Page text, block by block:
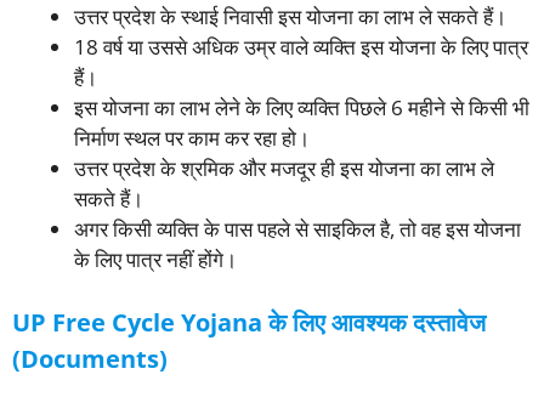
उत्तर प्रदेश के स्थाई निवासी इस योजना का लाभ ले सकते हैं।
18 वर्ष या उससे अधिक उम्र वाले व्यक्ति इस योजना के लिए पात्र
हैं।
इस योजना का लाभ लेने के लिए व्यक्ति पिछले 6 महीने से किसी भी
निर्माण स्थल पर काम कर रहा हो।
उत्तर प्रदेश के श्रमिक और मजदूर ही इस योजना का लाभ ले
सकते हैं।
अगर किसी व्यक्ति के पास पहले से साइकिल है, तो वह इस योजना
के लिए पात्र नहीं होंगे।
UP Free Cycle Yojana के लिए आवश्यक दस्तावेज
(Documents)